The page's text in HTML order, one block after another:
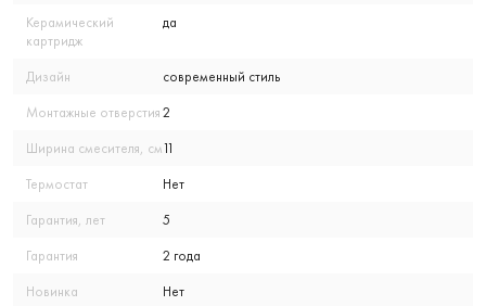
Керамический
картридж
да
Дизайн современный стиль
Монтажные отверстия 2
Ширина смесителя, см11
Термостат Нет
Гарантия, лет 5
Гарантия 2 года
Новинка Нет